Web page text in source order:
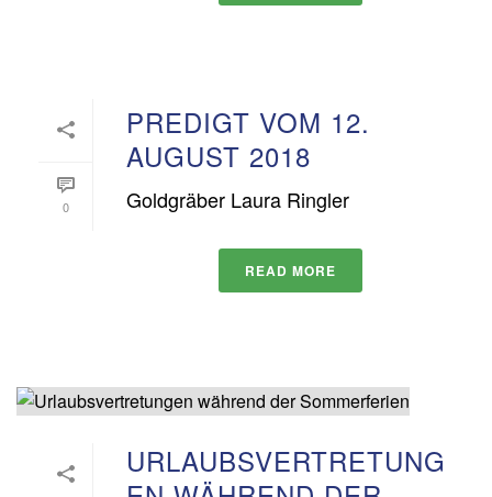
0
PREDIGT VOM 12.
AUGUST 2018
Goldgräber Laura Ringler
READ MORE
URLAUBSVERTRETUNG